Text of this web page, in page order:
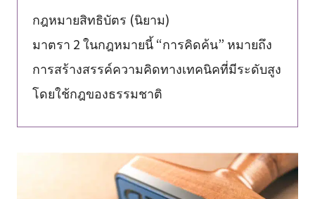
กฎหมายสิทธิบัตร (นิยาม)
มาตรา 2 ในกฎหมายนี้ “การคิดค้น” หมายถึง
การสร้างสรรค์ความคิดทางเทคนิคที่มีระดับสูง
โดยใช้กฎของธรรมชาติ